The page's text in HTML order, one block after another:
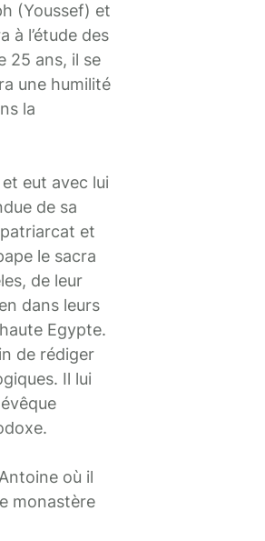
(Youssef) et
à l’étude des
25 ans, il se
une humilité
la
eut avec lui
de sa
patriarcat et
le sacra
de leur
dans leurs
Egypte.
de rédiger
Il lui
où il
monastère